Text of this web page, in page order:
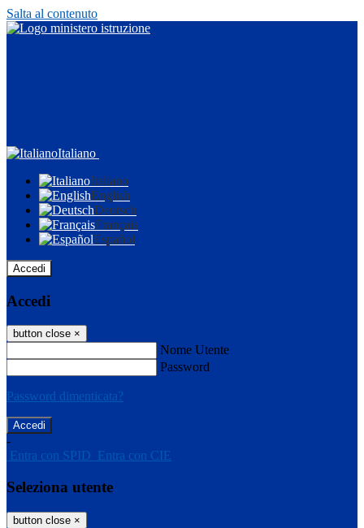
Salta al contenuto
Italiano
Italiano
English
Deutsch
Français
Español
Accedi
Accedi
button close ×
Nome Utente
Password
Password dimenticata?
-
Entra con SPID Entra con CIE
Seleziona utente
button close ×